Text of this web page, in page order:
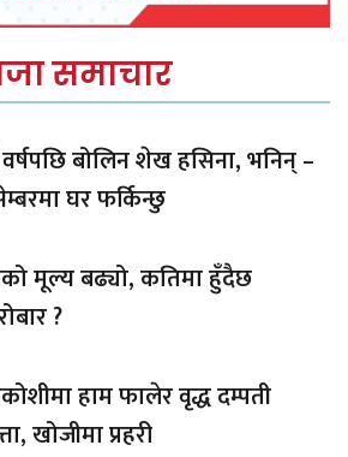
समाचार
बोलिन शेख हसिना, भनिन् –
घर फर्किन्छु
मूल्य बढ्यो, कतिमा हुँदैछ
?
हाम फालेर वृद्ध दम्पती
खोजीमा प्रहरी